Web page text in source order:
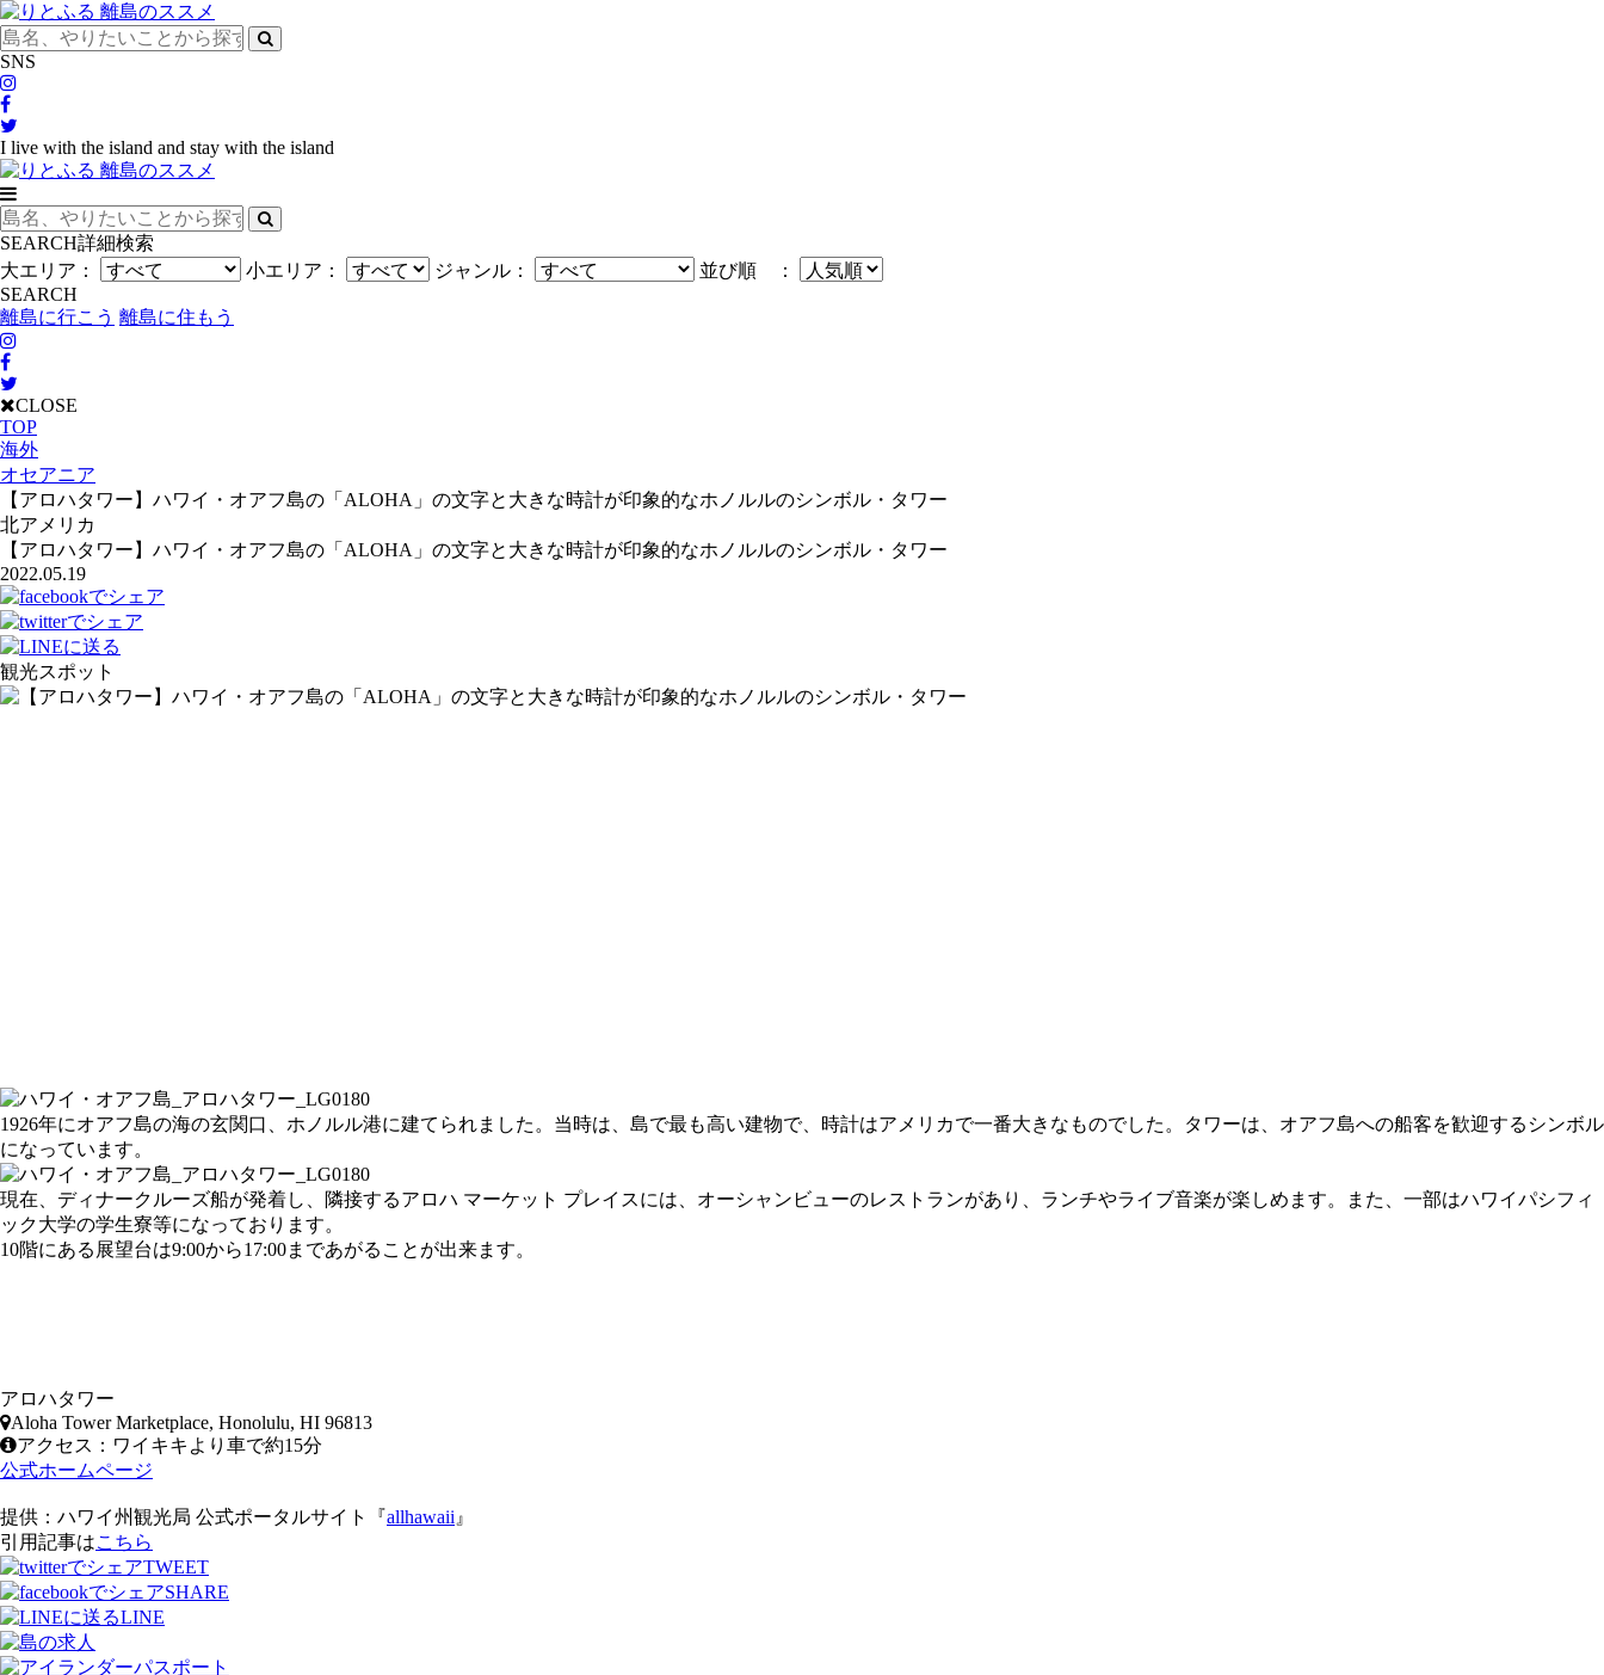
SNS
I live with the island and stay with the island
SEARCH詳細検索
大エリア：
小エリア： ジャンル：
並び順 ：
SEARCH
離島に行こう 離島に住もう
CLOSE
TOP
海外
オセアニア
【アロハタワー】ハワイ・オアフ島の「ALOHA」の文字と大きな時計が印象的なホノルルのシンボル・タワー
北アメリカ
【アロハタワー】ハワイ・オアフ島の「ALOHA」の文字と大きな時計が印象的なホノルルのシンボル・タワー
2022.05.19
観光スポット
1926年にオアフ島の海の玄関口、ホノルル港に建てられました。当時は、島で最も高い建物で、時計はアメリカで一番大きなものでした。タワーは、オアフ島への船客を歓迎するシンボル
になっています。
現在、ディナークルーズ船が発着し、隣接するアロハ マーケット プレイスには、オーシャンビューのレストランがあり、ランチやライブ音楽が楽しめます。また、一部はハワイパシフィ
ック大学の学生寮等になっております。
10階にある展望台は9:00から17:00まであがることが出来ます。
アロハタワー
Aloha Tower Marketplace, Honolulu, HI 96813
アクセス：ワイキキより車で約15分
公式ホームページ
提供：ハワイ州観光局 公式ポータルサイト『allhawaii 』
引用記事はこちら
TWEET
SHARE
LINE